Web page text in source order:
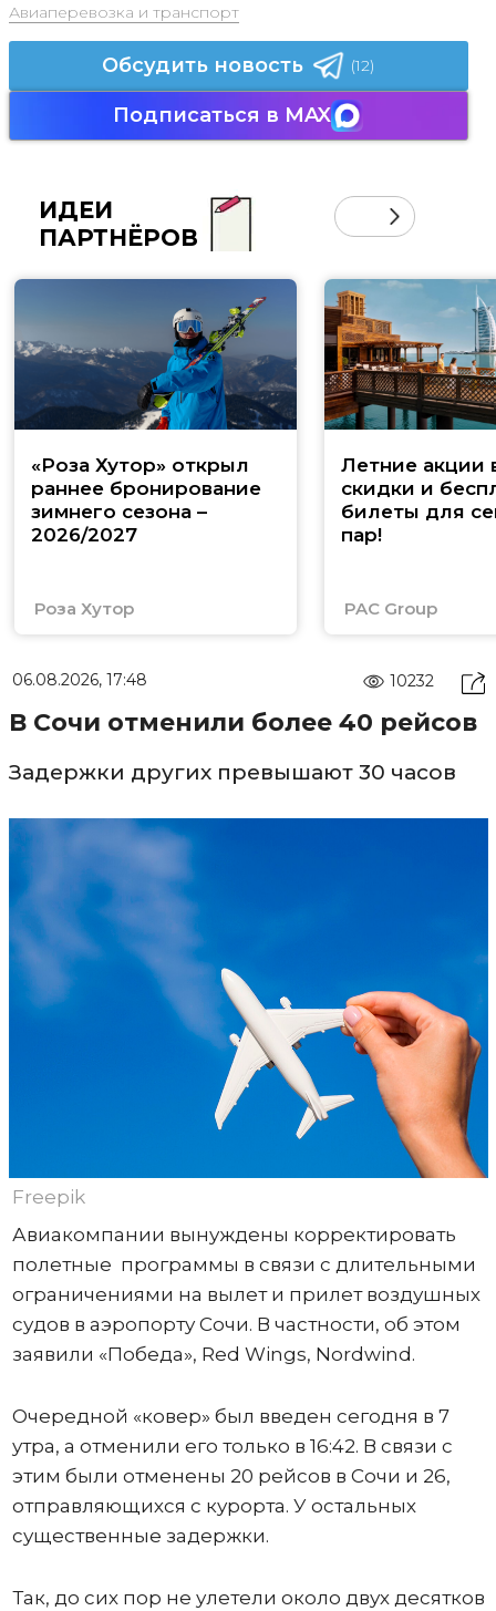
Авиаперевозка и транспорт
Обсудить новость (12)
Подписаться в MAX
ИДЕИ
ПАРТНЁРОВ
«Роза Хутор» открыл
раннее бронирование
зимнего сезона –
2026/2027
Роза Хутор
Летние акции
скидки и
билеты для
пар!
PAC Group
06.08.2026, 17:48 10232
В Сочи отменили более 40 рейсов
Задержки других превышают 30 часов
Freepik
Авиакомпании вынуждены корректировать
полетные программы в связи с длительными
ограничениями на вылет и прилет воздушных
судов в аэропорту Сочи. В частности, об этом
заявили «Победа», Red Wings, Nordwind.
Очередной «ковер» был введен сегодня в 7
утра, а отменили его только в 16:42. В связи с
этим были отменены 20 рейсов в Сочи и 26,
отправляющихся с курорта. У остальных
существенные задержки.
Так, до сих пор не улетели около двух десятков